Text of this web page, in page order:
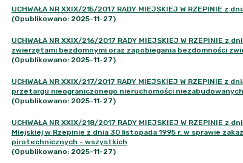
UCHWAŁA NR XXIX/215/2017 RADY MIEJSKIEJ W RZEPINIE
(Opublikowano: 2025-11-27)
UCHWAŁA NR XXIX/216/2017 RADY MIEJSKIEJ W RZEPINIE
zwierzętami bezdomnymi oraz zapobiegania bezdomności
(Opublikowano: 2025-11-27)
.
UCHWAŁA NR XXIX/217/2017 RADY MIEJSKIEJ W RZEPINIE
przetargu nieograniczonego nieruchomości
(Opublikowano: 2025-11-27)
UCHWAŁA NR XXIX/218/2017 RADY MIEJSKIEJ W RZEPINIE
Miejskiej w Rzepinie z dnia 30 listopada 1995 r. w sprawie
pirotechnicznych - wszystkich
(Opublikowano: 2025-11-27)